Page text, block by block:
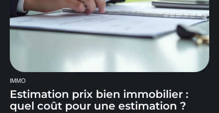
IMMO
Estimation prix bien immobilier :
quel coût pour une estimation ?